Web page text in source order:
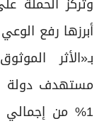
أبرزها رفع
بـ«الأثر
مستهدف دولة